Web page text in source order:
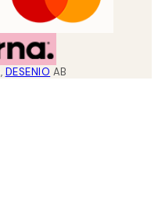
, DESENIO AB